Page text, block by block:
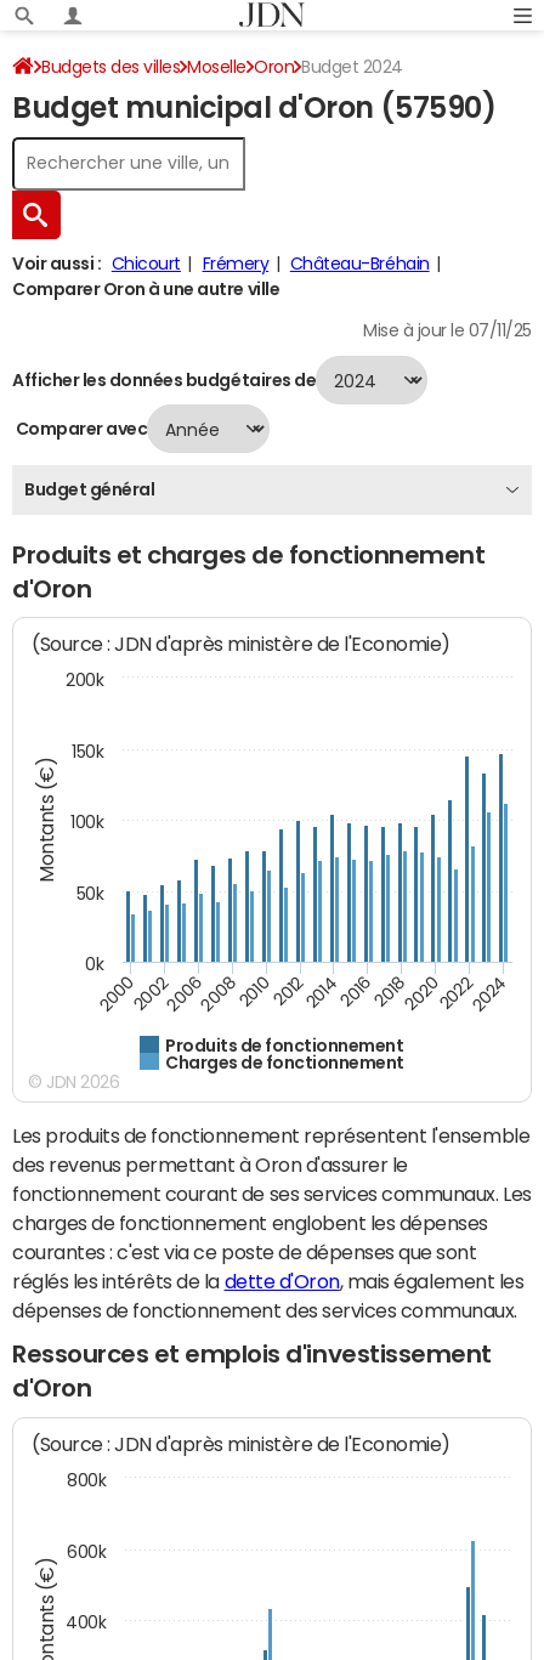
Budgets des villes Moselle Oron Budget 2024
Budget municipal d'Oron (57590)
Voir aussi : Chicourt Frémery
Château-Bréhain
Comparer Oron à une autre ville
Mise à jour le 07/11/25
Afficher les données budgétaires de
Comparer avec
Budget général
Produits et charges de fonctionnement
d'Oron
Montants (€)
(Source : JDN d'après ministère de l'Economie)
Produits de fonctionnement
Charges de fonctionnement
200020022006200820102012201420162018202020222024
0k
50k
100k
150k
200k
© JDN 2026
Les produits de fonctionnement représentent l'ensemble
des revenus permettant à Oron d'assurer le
fonctionnement courant de ses services communaux. Les
charges de fonctionnement englobent les dépenses
courantes : c'est via ce poste de dépenses que sont
réglés les intérêts de la dette d'Oron, mais également les
dépenses de fonctionnement des services communaux.
Ressources et emplois d'investissement
d'Oron
Montants (€)
(Source : JDN d'après ministère de l'Economie)
400k
600k
800k